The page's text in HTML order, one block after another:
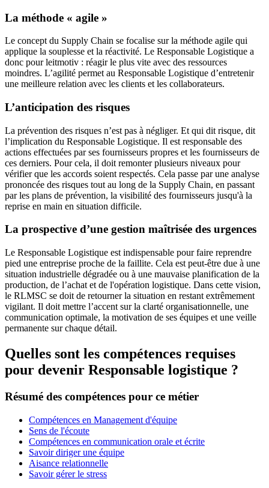
La méthode « agile »
Le concept du Supply Chain se focalise sur la méthode agile qui
applique la souplesse et la réactivité. Le Responsable Logistique a
donc pour leitmotiv : réagir le plus vite avec des ressources
moindres. L’agilité permet au Responsable Logistique d’entretenir
une meilleure relation avec les clients et les collaborateurs.
L’anticipation des risques
La prévention des risques n’est pas à négliger. Et qui dit risque, dit
l’implication du Responsable Logistique. Il est responsable des
actions effectuées par ses fournisseurs propres et les fournisseurs de
ces derniers. Pour cela, il doit remonter plusieurs niveaux pour
vérifier que les accords soient respectés. Cela passe par une analyse
prononcée des risques tout au long de la Supply Chain, en passant
par les plans de prévention, la visibilité des fournisseurs jusqu'à la
reprise en main en situation difficile.
La prospective d’une gestion maîtrisée des urgences
Le Responsable Logistique est indispensable pour faire reprendre
pied une entreprise proche de la faillite. Cela est peut-être due à une
situation industrielle dégradée ou à une mauvaise planification de la
production, de l’achat et de l'opération logistique. Dans cette vision,
le RLMSC se doit de retourner la situation en restant extrêmement
vigilant. Il doit mettre l’accent sur la clarté organisationnelle, une
communication optimale, la motivation de ses équipes et une veille
permanente sur chaque détail.
Quelles sont les compétences requises
pour devenir Responsable logistique ?
Résumé des compétences pour ce métier
Compétences en Management d'équipe
Sens de l'écoute
Compétences en communication orale et écrite
Savoir diriger une équipe
Aisance relationnelle
Savoir gérer le stress